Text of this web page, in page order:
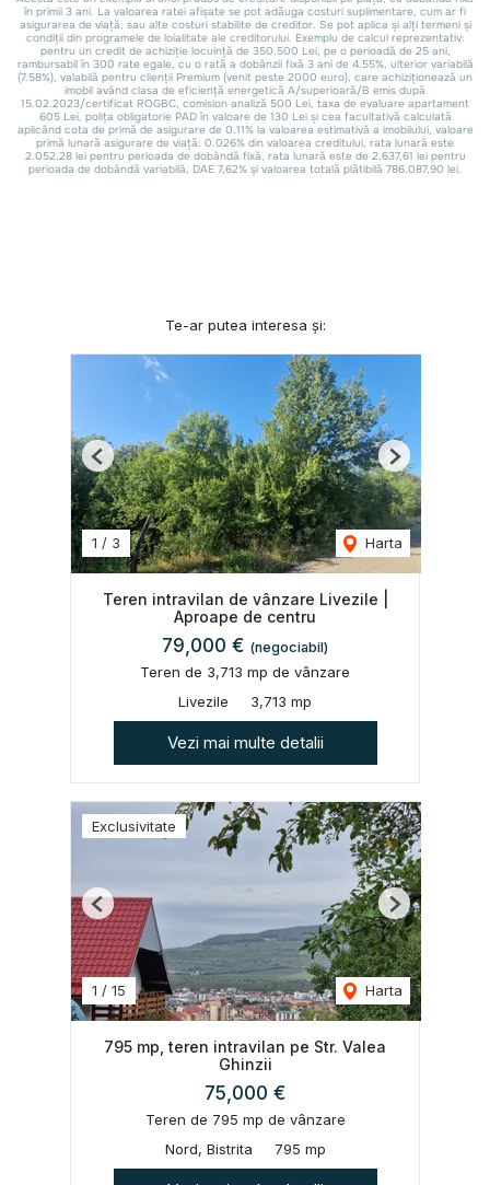
Te-ar putea interesa și:
1 / 3 Harta
Previous Next
Teren intravilan de vânzare Livezile |
Aproape de centru
79,000 € (negociabil)
Teren de 3,713 mp de vânzare
Livezile
3,713 mp
Vezi mai multe detalii
Exclusivitate
1 / 15 Harta
Previous Next
795 mp, teren intravilan pe Str. Valea
Ghinzii
75,000 €
Teren de 795 mp de vânzare
Nord, Bistrita
795 mp